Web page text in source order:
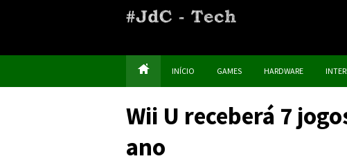
INÍCIO GAMES HARDWARE
Wii U receberá 7
ano